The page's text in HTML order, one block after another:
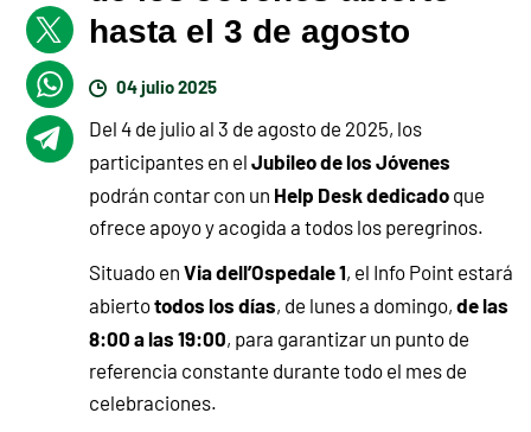
hasta el 3 de agosto
04 julio 2025
Del 4 de julio al 3 de agosto de 2025, los
participantes en elJubileo de los Jóvenes
podrán contar con un Help Desk dedicadoque
ofrece apoyo y acogida a todos los peregrinos.
Situado enVia dell’Ospedale 1, el Info Point estará
abiertotodos los días, de lunes a domingo,de las
8:00 a las 19:00, para garantizar un punto de
referencia constante durante todo el mes de
celebraciones.